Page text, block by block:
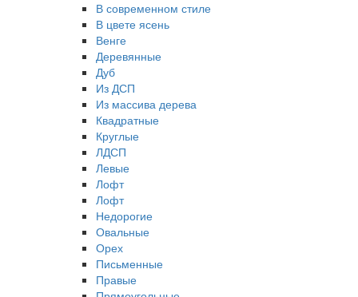
В современном стиле
В цвете ясень
Венге
Деревянные
Дуб
Из ДСП
Из массива дерева
Квадратные
Круглые
ЛДСП
Левые
Лофт
Лофт
Недорогие
Овальные
Орех
Письменные
Правые